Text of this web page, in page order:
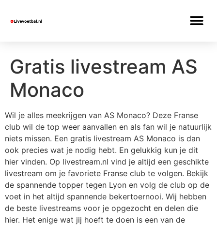
Gratis livestream AS
Monaco
Wil je alles meekrijgen van AS Monaco? Deze Franse
club wil de top weer aanvallen en als fan wil je natuurlijk
niets missen. Een gratis livestream AS Monaco is dan
ook precies wat je nodig hebt. En gelukkig kun je dit
hier vinden. Op livestream.nl vind je altijd een geschikte
livestream om je favoriete Franse club te volgen. Bekijk
de spannende topper tegen Lyon en volg de club op de
voet in het altijd spannende bekertoernooi. Wij hebben
de beste livestreams voor je opgezocht en delen die
hier. Het enige wat jij hoeft te doen is een van de